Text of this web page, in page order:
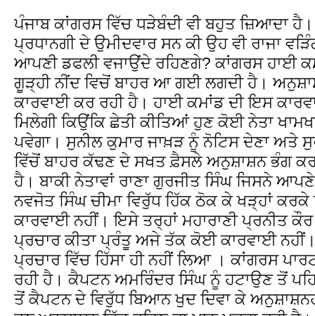
ਪੰਜਾਬ ਕਾਂਗਰਸ ਵਿੱਚ ਧੜੇਬੰਦੀ ਵੀ ਬਹੁਤ ਜ਼ਿਆਦਾ
ਪ੍ਰਧਾਨਗੀ ਦੇ ਉਮੀਦਵਾਰ ਸਨ ਕੀ ਉਹ ਵੀ ਰਾਜਾ
ਆਪਣੀ ਡਫਲੀ ਵਜਾਉਂਦੇ ਰਹਿਣਗੇ? ਕਾਂਗਰਸ ਹਾਈ
ਗੂੜ੍ਹੀ ਨੀਂਦ ਵਿਚੋਂ ਬਾਹਰ ਆ ਗਈ ਲਗਦੀ ਹੈ।
ਕਾਰਵਾਈ ਕਰ ਰਹੀ ਹੈ। ਹਾਈ ਕਮਾਂਡ ਦੀ ਇਸ
ਮਿਲੇਗੀ ਕਿਉਂਕਿ ਛੇਤੀ ਕੀਤਿਆਂ ਹੁਣ ਕੋਈ ਨੇਤਾ
ਪਵੇਗਾ। ਸੁਨੀਲ ਕੁਮਾਰ ਜਾਖ਼ੜ ਨੂੰ ਨੋਟਿਸ ਦੇਣਾ ਅਤੇ
ਵਿੱਚੋਂ ਬਾਹਰ ਕੱਢਣ ਦੇ ਸਖਤ ਫ਼ੈਸਲੇ ਅਨੁਸ਼ਾਸ਼ਨ ਭੰਗ
ਹੈ। ਬਾਕੀ ਨੇਤਾਵਾਂ ਰਾਣਾ ਗੁਰਜੀਤ ਸਿੰਘ ਜਿਸਨੇ
ਨਵਜੋਤ ਸਿੰਘ ਚੀਮਾ ਵਿਰੁੱਧ ਹਿੱਕ ਠੋਕ ਕੇ ਖੜ੍ਹਾਂ
ਕਾਰਵਾਈ ਨਹੀਂ। ਇਸੇ ਤਰ੍ਹਾਂ ਮਹਾਰਾਣੀ ਪ੍ਰਨੀਤ
ਪ੍ਰਚਾਰ ਕੀਤਾ ਪ੍ਰੰਤੂ ਅਜੇ ਤੱਕ ਕੋਈ ਕਾਰਵਾਈ
ਪ੍ਰਚਾਰ ਵਿੱਚ ਹਿੱਸਾ ਹੀ ਨਹੀਂ ਲਿਆ । ਕਾਂਗਰਸ
ਰਹੀ ਹੈ। ਕੈਪਟਨ ਅਮਰਿੰਦਰ ਸਿੰਘ ਨੂੰ ਹਟਾਉਣ ਤੋਂ
ਤੋਂ ਕੈਪਟਨ ਦੇ ਵਿਰੁੱਧ ਬਿਆਨ ਖੁਦ ਦਿਵਾ ਕੇ